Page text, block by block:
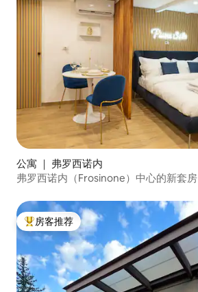
公寓 ｜ 弗罗西诺内
弗罗西诺内（Frosinone）中心的新套房
热门「房客推荐」
房客推荐